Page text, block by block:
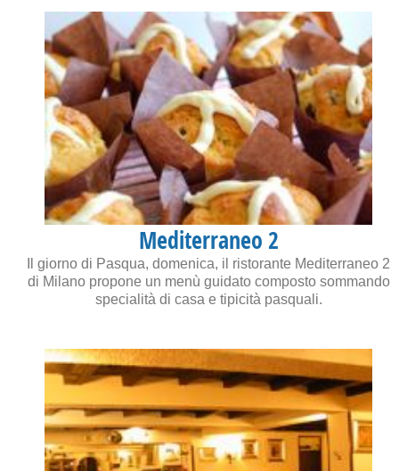
Mediterraneo 2
Il giorno di Pasqua, domenica, il ristorante Mediterraneo 2
di Milano propone un menù guidato composto sommando
specialità di casa e tipicità pasquali.